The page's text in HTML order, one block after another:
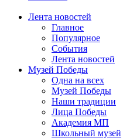
Лента новостей
Главное
Популярное
События
Лента новостей
Музей Победы
Одна на всех
Музей Победы
Наши традиции
Лица Победы
Академия МП
Школьный музей